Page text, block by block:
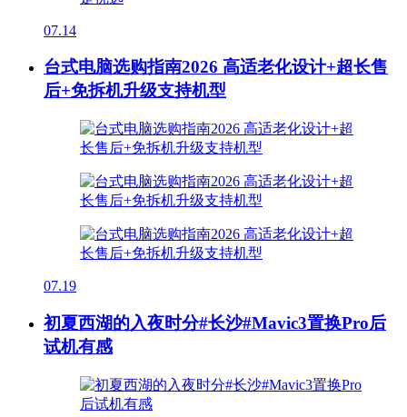
07.14
台式电脑选购指南2026 高适老化设计+超长售
后+免拆机升级支持机型
07.19
初夏西湖的入夜时分#长沙#Mavic3置换Pro后
试机有感